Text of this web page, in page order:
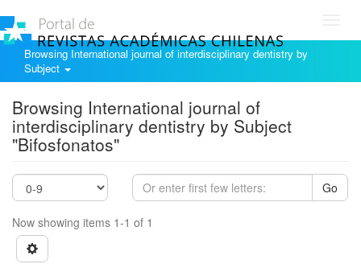
Browsing International journal of interdisciplinary dentistry by
Subject
Browsing International journal of
interdisciplinary dentistry by Subject
"Bifosfonatos"
Go
Now showing items 1-1 of 1